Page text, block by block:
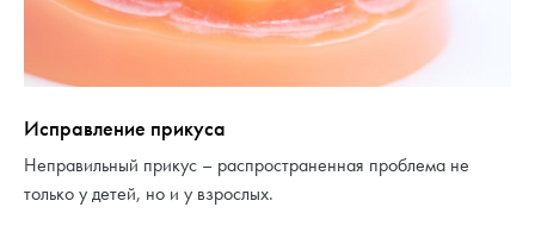
Исправление прикуса
Неправильный прикус – распространенная проблема не
только у детей, но и у взрослых.